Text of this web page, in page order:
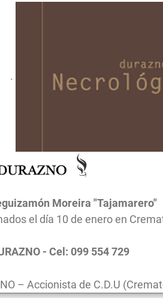
.
Moreira "Tajamarero"
el día 10 de enero en
- Cel: 099 554 729
– Accionista de C.D.U